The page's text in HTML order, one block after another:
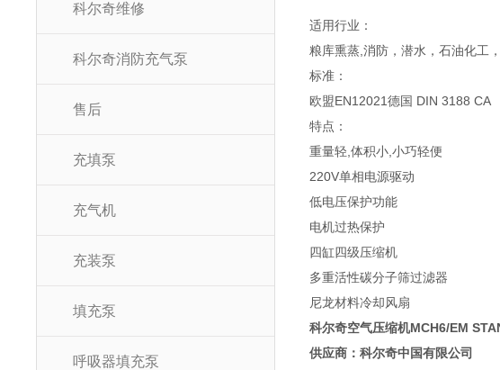
科尔奇维修
科尔奇消防充气泵
售后
充填泵
充气机
充装泵
填充泵
呼吸器填充泵
适用行业：
粮库熏蒸,消防，潜水，石油化工
标准：
欧盟EN12021德国 DIN 3188 CA
特点：
重量轻,体积小,小巧轻便
220V单相电源驱动
低电压保护功能
电机过热保护
四缸四级压缩机
多重活性碳分子筛过滤器
尼龙材料冷却风扇
科尔奇空气压缩机MCH6/EM
供应商：科尔奇中国有限公司